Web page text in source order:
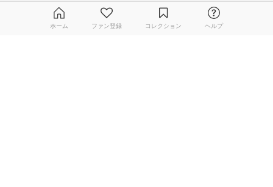
グループサイト
ホーム ファン登録 コレクション ヘルプ